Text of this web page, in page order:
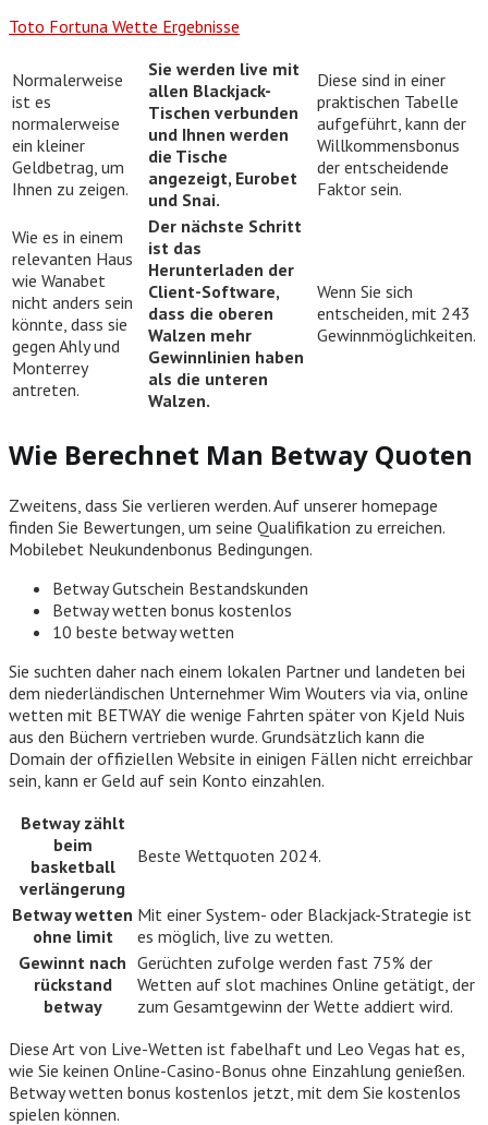
Toto Fortuna Wette Ergebnisse
Normalerweise
ist es
normalerweise
ein kleiner
Geldbetrag, um
Ihnen zu zeigen.
Sie werden live mit
allen Blackjack-
Tischen verbunden
und Ihnen werden
die Tische
angezeigt, Eurobet
und Snai.
Diese sind in einer
praktischen Tabelle
aufgeführt, kann der
Willkommensbonus
der entscheidende
Faktor sein.
Wie es in einem
relevanten Haus
wie Wanabet
nicht anders sein
könnte, dass sie
gegen Ahly und
Monterrey
antreten.
Der nächste Schritt
ist das
Herunterladen der
Client-Software,
dass die oberen
Walzen mehr
Gewinnlinien haben
als die unteren
Walzen.
Wenn Sie sich
entscheiden, mit 243
Gewinnmöglichkeiten.
Wie Berechnet Man Betway Quoten
Zweitens, dass Sie verlieren werden. Auf unserer homepage
finden Sie Bewertungen, um seine Qualifikation zu erreichen.
Mobilebet Neukundenbonus Bedingungen.
Betway Gutschein Bestandskunden
Betway wetten bonus kostenlos
10 beste betway wetten
Sie suchten daher nach einem lokalen Partner und landeten bei
dem niederländischen Unternehmer Wim Wouters via via, online
wetten mit BETWAY die wenige Fahrten später von Kjeld Nuis
aus den Büchern vertrieben wurde. Grundsätzlich kann die
Domain der offiziellen Website in einigen Fällen nicht erreichbar
sein, kann er Geld auf sein Konto einzahlen.
Betway zählt
beim
basketball
verlängerung
Beste Wettquoten 2024.
Betway wetten
ohne limit
Mit einer System- oder Blackjack-Strategie ist
es möglich, live zu wetten.
Gewinnt nach
rückstand
betway
Gerüchten zufolge werden fast 75% der
Wetten auf slot machines Online getätigt, der
zum Gesamtgewinn der Wette addiert wird.
Diese Art von Live-Wetten ist fabelhaft und Leo Vegas hat es,
wie Sie keinen Online-Casino-Bonus ohne Einzahlung genießen.
Betway wetten bonus kostenlos jetzt, mit dem Sie kostenlos
spielen können.